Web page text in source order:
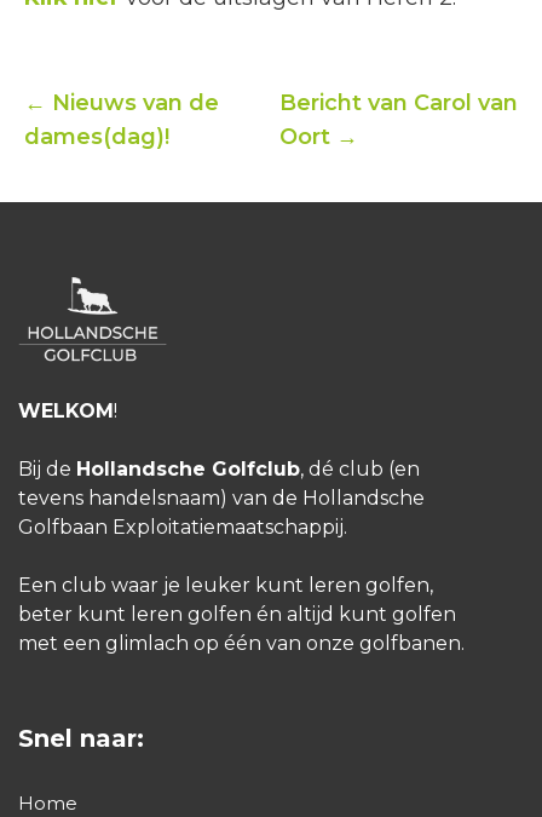
← Nieuws van de
dames(dag)!
Bericht van Carol van
Oort →
WELKOM!
Bij de Hollandsche Golfclub, dé club (en
tevens handelsnaam) van de Hollandsche
Golfbaan Exploitatiemaatschappij.
Een club waar je leuker kunt leren golfen,
beter kunt leren golfen én altijd kunt golfen
met een glimlach op één van onze golfbanen.
Snel naar:
Home